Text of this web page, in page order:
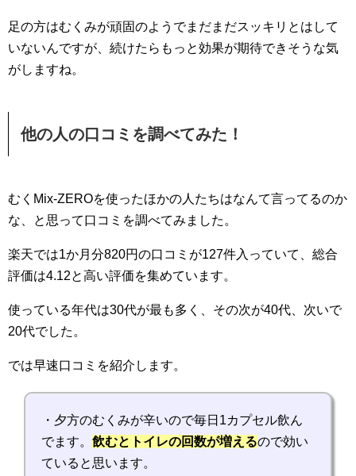
足の方はむくみが頑固のようでまだまだスッキリとはして
いないんですが、続けたらもっと効果が期待できそうな気
がしますね。
他の人の口コミを調べてみた！
むくMix-ZEROを使ったほかの人たちはなんて言ってるのか
な、と思って口コミを調べてみました。
楽天では1か月分820円の口コミが127件入っていて、総合
評価は4.12と高い評価を集めています。
使っている年代は30代が最も多く、その次が40代、次いで
20代でした。
では早速口コミを紹介します。
・夕方のむくみが辛いので毎日1カプセル飲ん
でます。 飲むとトイレの回数が増えるので効い
ていると思います。